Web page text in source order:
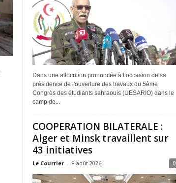
Dans une allocution prononcée à l’occasion de sa
présidence de l'ouverture des travaux du 5ème
Congrès des étudiants sahraouis (UESARIO) dans le
camp de...
COOPERATION BILATERALE :
Alger et Minsk travaillent sur
43 initiatives
Le Courrier - 8 août 2026 0